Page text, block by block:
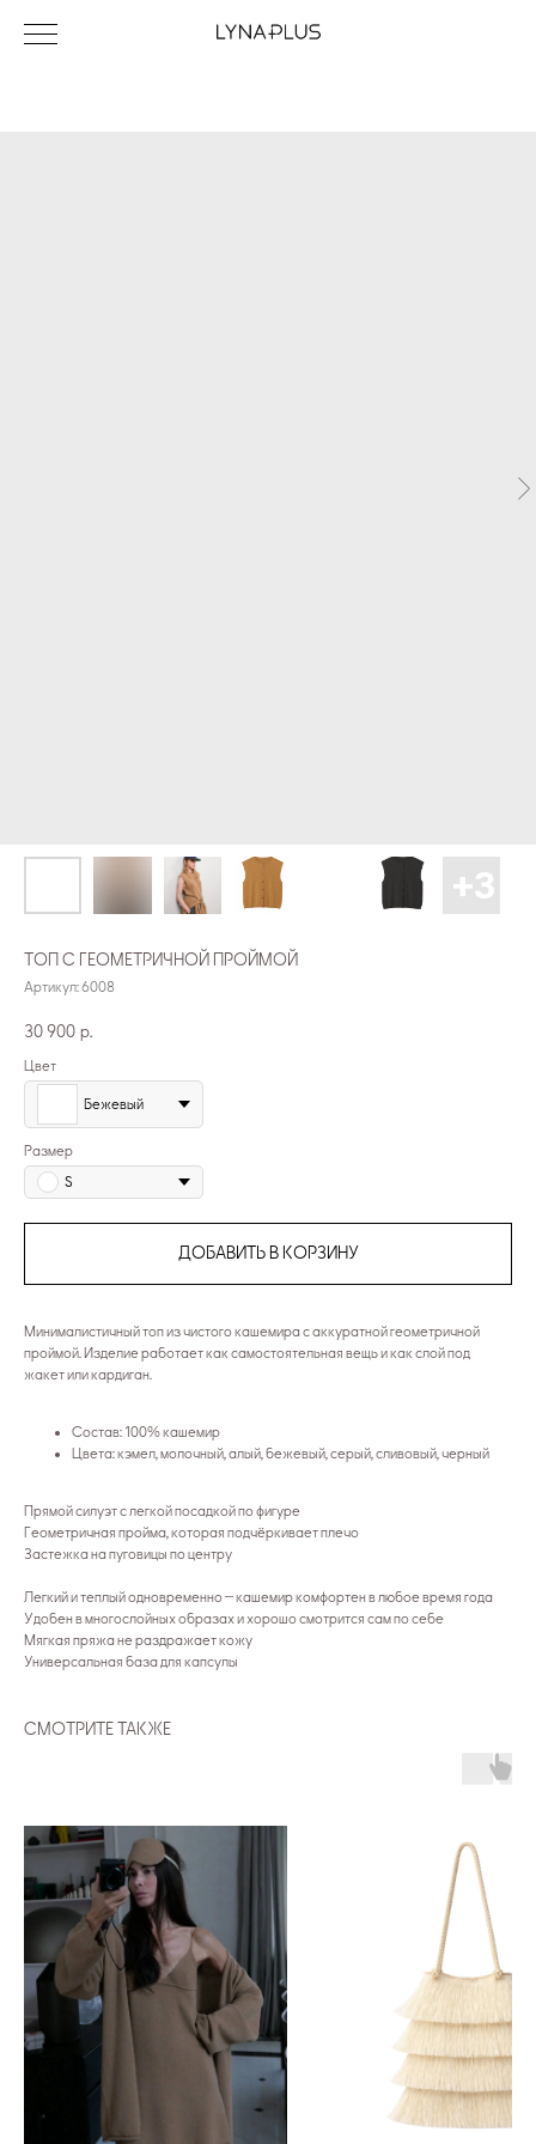
ТОП С ГЕОМЕТРИЧНОЙ ПРОЙМОЙ
Артикул:6008
30 900 р.
Цвет
Бежевый
Размер
S
ДОБАВИТЬ В КОРЗИНУ
Минималистичный топ из чистого кашемира с аккуратной геометричной
проймой. Изделие работает как самостоятельная вещь и как слой под
жакет или кардиган.
Состав: 100% кашемир
Цвета: кэмел, молочный, алый, бежевый, серый, сливовый, черный
Прямой силуэт с легкой посадкой по фигуре
Геометричная пройма, которая подчёркивает плечо
Застежка на пуговицы по центру
Легкий и теплый одновременно — кашемир комфортен в любое время года
Удобен в многослойных образах и хорошо смотрится сам по себе
Мягкая пряжа не раздражает кожу
Универсальная база для капсулы
СМОТРИТЕ ТАКЖЕ